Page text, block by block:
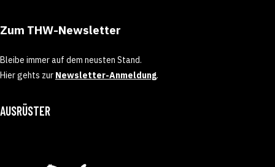
Zum THW-Newsletter
Bleibe immer auf dem neusten Stand.
Hier gehts zur Newsletter-Anmeldung.
AUSRÜSTER